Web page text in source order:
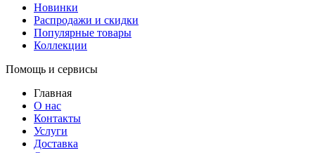
Новинки
Распродажи и скидки
Популярные товары
Коллекции
Помощь и сервисы
Главная
О нас
Контакты
Услуги
Доставка